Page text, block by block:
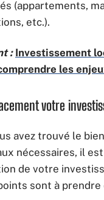
(appartements,
etc.).
: Investissement
les
votre
avez trouvé le
nécessaires, il
de votre
sont à prendre